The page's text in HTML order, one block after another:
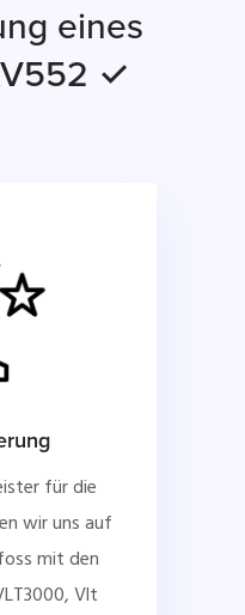
eines
✓
für die
wir uns auf
mit den
Vlt